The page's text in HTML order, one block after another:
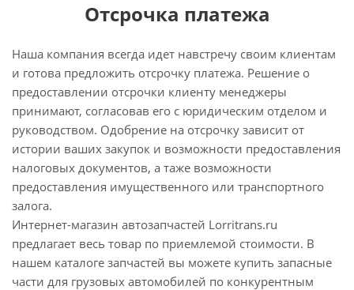
Отсрочка платежа
Наша компания всегда идет навстречу своим клиентам
и готова предложить отсрочку платежа. Решение о
предоставлении отсрочки клиенту менеджеры
принимают, согласовав его с юридическим отделом и
руководством. Одобрение на отсрочку зависит от
истории ваших закупок и возможности предоставления
налоговых документов, а таже возможности
предоставления имущественного или транспортного
залога.
Интернет-магазин автозапчастей Lorritrans.ru
предлагает весь товар по приемлемой стоимости. В
нашем каталоге запчастей вы можете купить запасные
части для грузовых автомобилей по конкурентным